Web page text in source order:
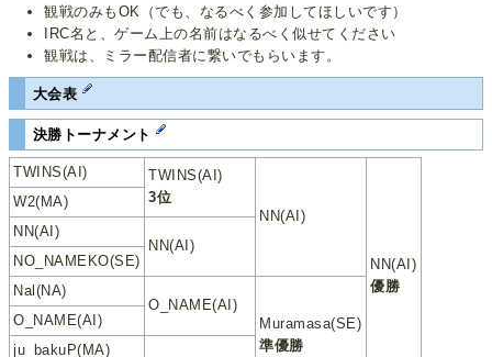
観戦のみもOK（でも、なるべく参加してほしいです）
IRC名と、ゲーム上の名前はなるべく似せてください
観戦は、ミラー配信者に繋いでもらいます。
大会表
決勝トーナメント
TWINS(AI)
TWINS(AI)
3位
NN(AI)
NN(AI)
優勝
W2(MA)
NN(AI)
NN(AI)
NO_NAMEKO(SE)
Nal(NA)
O_NAME(AI)
Muramasa(SE)
準優勝
O_NAME(AI)
ju_bakuP(MA)